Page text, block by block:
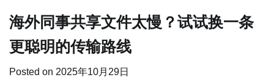
海外同事共享文件太慢？试试换一条
更聪明的传输路线
Posted on 2025年10月29日